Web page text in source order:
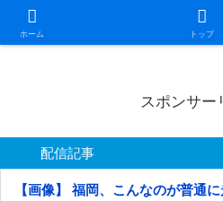
ホーム トップ
日本第一！ニュース録
スポンサー
配信記事
【画像】 福岡、こんなのが普通